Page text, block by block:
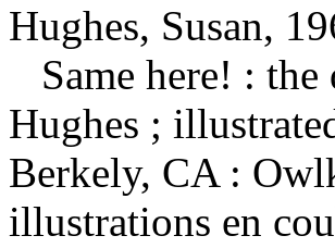
Hughes, Susan,
Same here! :
Hughes ;
Berkely, CA :
illustrations en